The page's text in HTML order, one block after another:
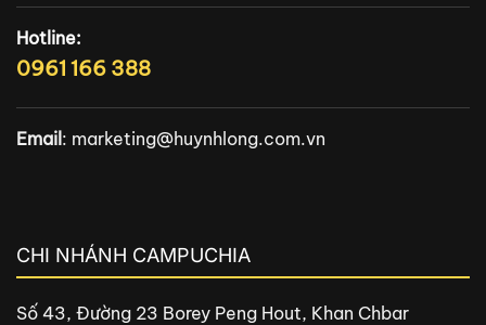
Hotline:
0961 166 388
Email : marketing@huynhlong.com.vn
CHI NHÁNH CAMPUCHIA
Số 43, Đường 23 Borey Peng Hout, Khan Chbar